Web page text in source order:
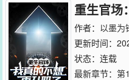
重生官场
作者： 以墨为
更新时间：
状态：连载
最新章节： 第